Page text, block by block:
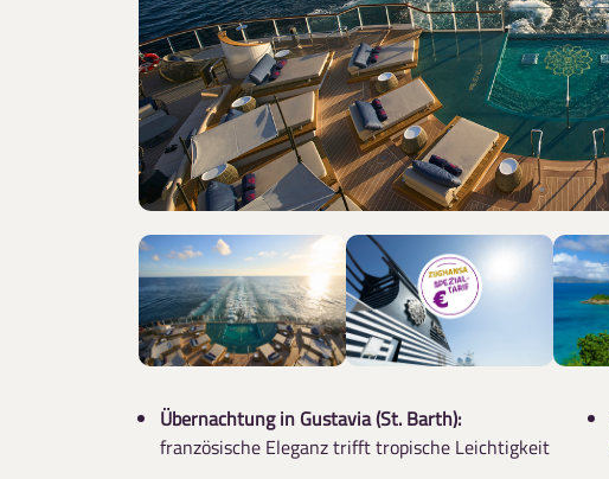
Übernachtung in Gustavia (St. Barth):
französische Eleganz trifft tropische Leichtigkeit